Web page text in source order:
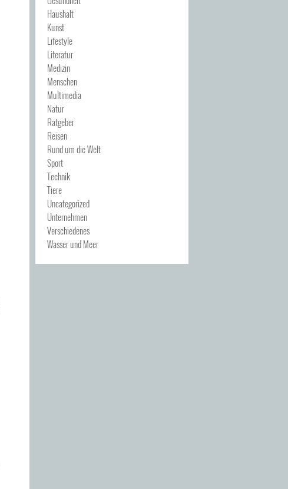
Haushalt
Kunst
Lifestyle
Literatur
Medizin
Menschen
Multimedia
Natur
Ratgeber
Reisen
Rund um die Welt
Sport
Technik
Tiere
Uncategorized
Unternehmen
Verschiedenes
Wasser und Meer